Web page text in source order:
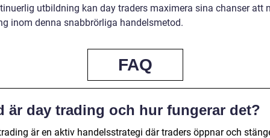
utbildning kan day traders maximera sina chanser att
inom denna snabbrörliga handelsmetod.
FAQ
är day trading och hur fungerar det?
är en aktiv handelsstrategi där traders öppnar och